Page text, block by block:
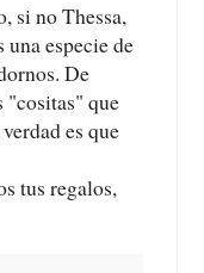
si no Thessa,
una especie de
De
"cositas" que
es que
tus regalos,